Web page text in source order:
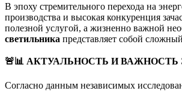
В эпоху стремительного перехода на
производства и высокая конкуренция
полезной услугой, а жизненно важной
светильника представляет собой
🚨📊 АКТУАЛЬНОСТЬ И
Согласно данным независимых